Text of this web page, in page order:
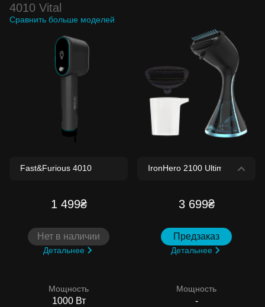
4010 Vital
Сравнить больше моделей
1 499₴
Нет в наличии
Детальнее
Мощность
1000 Вт
3 699₴
Предзаказ
Детальнее
Мощность
-